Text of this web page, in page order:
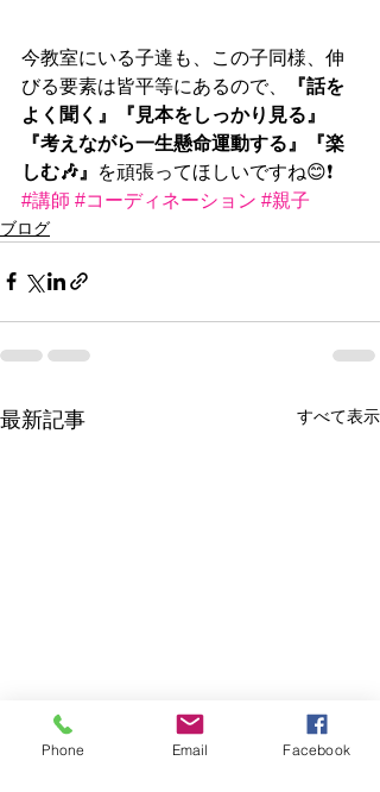
今教室にいる子達も、この子同様、伸
びる要素は皆平等にあるので、
『話を
よく聞く』『見本をしっかり見る』
『考えながら一生懸命運動する』『楽
しむ🎶』
を頑張ってほしいですね😊❗️
#講師 #コーディネーション #親子
ブログ
最新記事 すべて表示
Phone Email Facebook